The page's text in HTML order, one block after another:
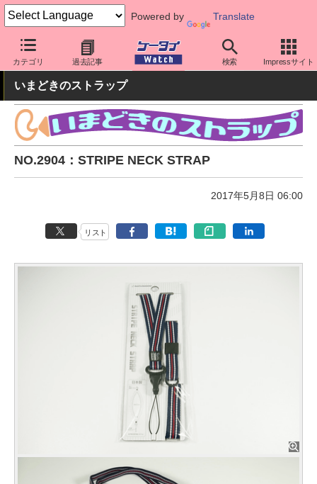
Powered by Translate
カテゴリ 過去記事 検索 Impressサイト
ケータイ Watch 周辺機器/アクセサリー その他
いまどきのストラップ
NO.2904：STRIPE NECK STRAP
2017年5月8日 06:00
リスト